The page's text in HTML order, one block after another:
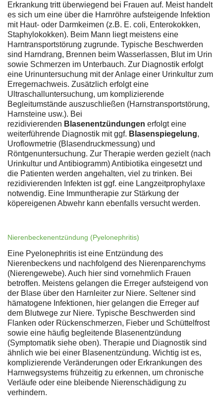
Erkrankung tritt überwiegend bei Frauen auf. Meist handelt
es sich um eine über die Harnröhre aufsteigende Infektion
mit Haut- oder Darmkeimen (z.B. E. coli, Enterokokken,
Staphylokokken). Beim Mann liegt meistens eine
Harntransportstörung zugrunde. Typische Beschwerden
sind Harndrang, Brennen beim Wasserlassen, Blut im Urin
sowie Schmerzen im Unterbauch. Zur Diagnostik erfolgt
eine Urinuntersuchung mit der Anlage einer Urinkultur zum
Erregernachweis. Zusätzlich erfolgt eine
Ultraschalluntersuchung, um komplizierende
Begleitumstände auszuschließen (Harnstransportstörung,
Harnsteine usw.). Bei
rezidivierenden Blasenentzündungen erfolgt eine
weiterführende Diagnostik mit ggf. Blasenspiegelung,
Uroflowmetrie (Blasendruckmessung) und
Röntgenuntersuchung. Zur Therapie werden gezielt (nach
Urinkultur und Antibiogramm) Antibiotika eingesetzt und
die Patienten werden angehalten, viel zu trinken. Bei
rezidivierenden Infekten ist ggf. eine Langzeitprophylaxe
notwendig. Eine Immuntherapie zur Stärkung der
köpereigenen Abwehr kann ebenfalls versucht werden.
Nierenbeckenentzündung (Pyelonephritis)
Eine Pyelonephritis ist eine Entzündung des
Nierenbeckens und nachfolgend des Nierenparenchyms
(Nierengewebe). Auch hier sind vornehmlich Frauen
betroffen. Meistens gelangen die Erreger aufsteigend von
der Blase über den Harnleiter zur Niere. Seltener sind
hämatogene Infektionen, hier gelangen die Erreger auf
dem Blutwege zur Niere. Typische Beschwerden sind
Flanken oder Rückenschmerzen, Fieber und Schüttelfrost
sowie eine häufig begleitende Blasenentzündung
(Symptomatik siehe oben). Therapie und Diagnostik sind
ähnlich wie bei einer Blasenentzündung. Wichtig ist es,
komplizierende Veränderungen oder Erkrankungen des
Harnwegsystems frühzeitig zu erkennen, um chronische
Verläufe oder eine bleibende Nierenschädigung zu
verhindern.